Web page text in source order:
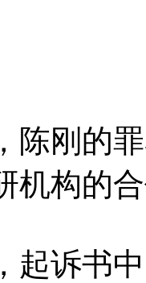
的罪
机构的
书中